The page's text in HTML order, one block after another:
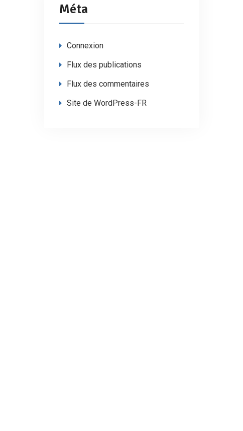
Méta
Connexion
Flux des publications
Flux des commentaires
Site de WordPress-FR